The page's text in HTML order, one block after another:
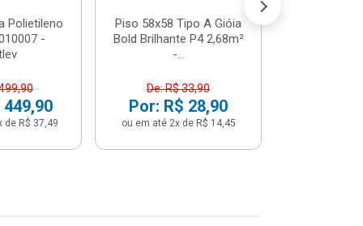
Polietileno
-
de R$ 37,49
Piso 58x58 Tipo A Gióia
Bold Brilhante P4 2,68m²
-...
De: R$ 33,90
Por: R$ 28,90
ou em até 2x de R$ 14,45